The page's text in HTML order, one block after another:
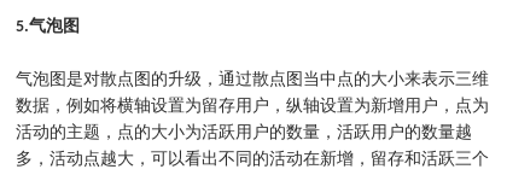
5.气泡图
气泡图是对散点图的升级，通过散点图当中点的大小来表示三维
数据，例如将横轴设置为留存用户，纵轴设置为新增用户，点为
活动的主题，点的大小为活跃用户的数量，活跃用户的数量越
多，活动点越大，可以看出不同的活动在新增，留存和活跃三个